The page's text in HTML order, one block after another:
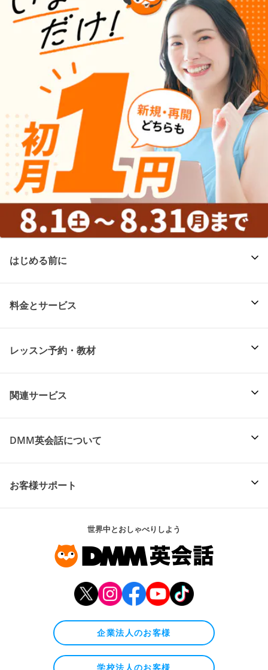
はじめる前に
料金とサービス
レッスン予約・教材
関連サービス
DMM英会話について
お客様サポート
世界中とおしゃべりしよう
企業法人のお客様
学校法人のお客様